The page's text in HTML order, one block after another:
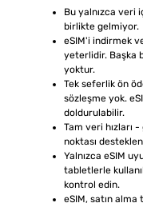
Bu yalnızca veri
birlikte gelmiyor.
eSIM'i indirmek
yeterlidir. Başka
yoktur.
Tek seferlik ön
sözleşme yok.
doldurulabilir.
Tam veri hızları -
noktası
Yalnızca eSIM
tabletlerle
kontrol edin.
eSIM, satın